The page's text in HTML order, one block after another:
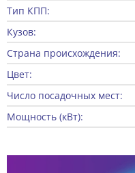
Тип КПП:
Кузов:
Страна происхождения:
Цвет:
Число посадочных мест:
Мощность (кВт):